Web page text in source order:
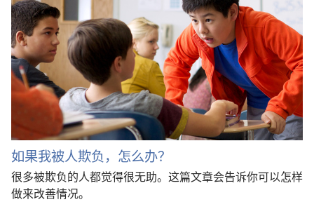
如果我被人欺负，怎么办？
很多被欺负的人都觉得很无助。这篇文章会告诉你可以怎样
做来改善情况。